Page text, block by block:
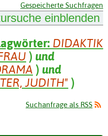
Gespeicherte Suchfragen
einblenden
DIDAKTIK
) und
) und
JUDITH" )
Suchanfrage als RSS